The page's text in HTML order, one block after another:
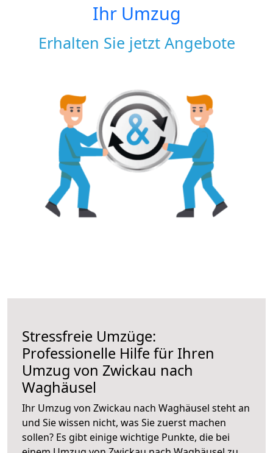
Ihr Umzug
Erhalten Sie jetzt Angebote
Stressfreie Umzüge:
Professionelle Hilfe für Ihren
Umzug von Zwickau nach
Waghäusel
Ihr Umzug von Zwickau nach Waghäusel steht an
und Sie wissen nicht, was Sie zuerst machen
sollen? Es gibt einige wichtige Punkte, die bei